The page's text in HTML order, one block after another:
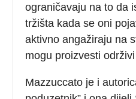
ograničavaju na to da
tržišta kada se oni
aktivno angažiraju na
mogu proizvesti
Mazzuccato je i